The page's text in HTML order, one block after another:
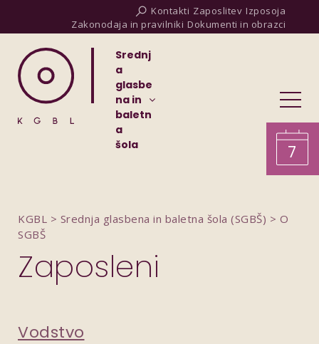
Kontakti Zaposlitev Izposoja
Zakonodaja in pravilniki Dokumenti in obrazci
Srednj
a
glasbe
na in
baletn
a
šola
7
KGBL > Srednja glasbena in baletna šola (SGBŠ) > O
SGBŠ
Zaposleni
Vodstvo